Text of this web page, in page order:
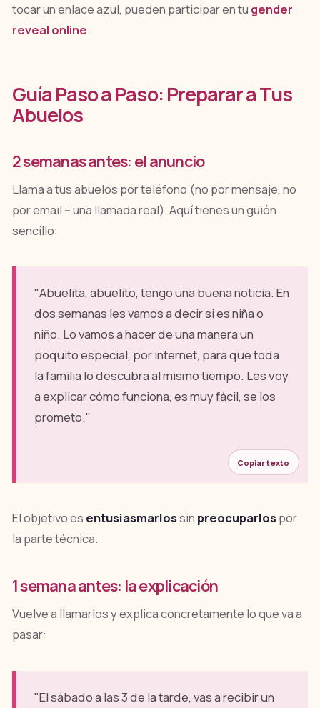
tocar un enlace azul, pueden participar en tu gender
reveal online.
Guía Paso a Paso: Preparar a Tus
Abuelos
2 semanas antes: el anuncio
Llama a tus abuelos por teléfono (no por mensaje, no
por email -- una llamada real). Aquí tienes un guión
sencillo:
"Abuelita, abuelito, tengo una buena noticia. En
dos semanas les vamos a decir si es niña o
niño. Lo vamos a hacer de una manera un
poquito especial, por internet, para que toda
la familia lo descubra al mismo tiempo. Les voy
a explicar cómo funciona, es muy fácil, se los
prometo."
Copiar texto
El objetivo es entusiasmarlossin preocuparlospor
la parte técnica.
1 semana antes: la explicación
Vuelve a llamarlos y explica concretamente lo que va a
pasar:
"El sábado a las 3 de la tarde, vas a recibir un